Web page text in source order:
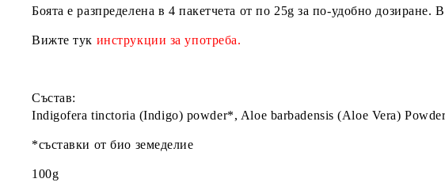
Боята е разпределена в 4 пакетчета от по 25g за по-удобно
Вижте тук инструкции за употреба.
Състав:
Indigofera tinctoria (Indigo) powder*, Aloe barbadensis (Aloe Vera)
*съставки от био земеделие
100g